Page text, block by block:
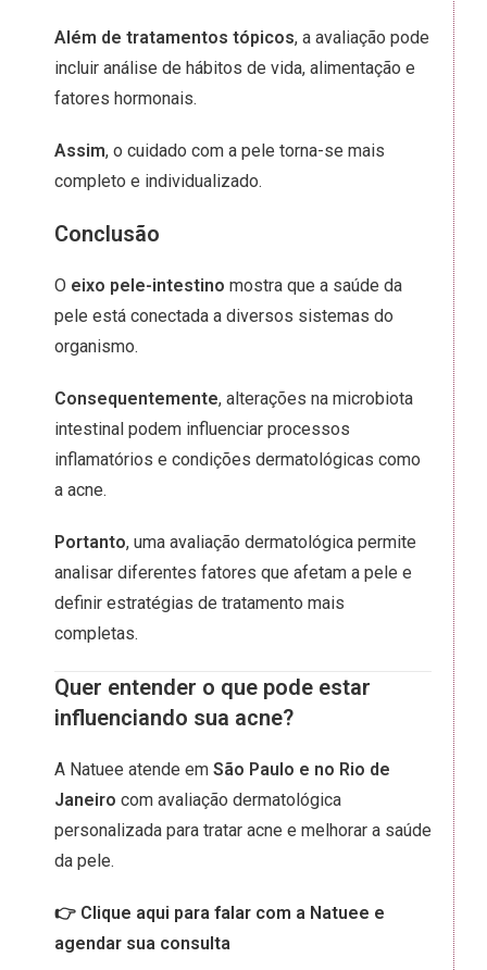
Além de tratamentos tópicos, a avaliação pode
incluir análise de hábitos de vida, alimentação e
fatores hormonais.
Assim, o cuidado com a pele torna-se mais
completo e individualizado.
Conclusão
O eixo pele-intestino mostra que a saúde da
pele está conectada a diversos sistemas do
organismo.
Consequentemente, alterações na microbiota
intestinal podem influenciar processos
inflamatórios e condições dermatológicas como
a acne.
Portanto, uma avaliação dermatológica permite
analisar diferentes fatores que afetam a pele e
definir estratégias de tratamento mais
completas.
Quer entender o que pode estar
influenciando sua acne?
A Natuee atende em São Paulo e no Rio de
Janeiro com avaliação dermatológica
personalizada para tratar acne e melhorar a saúde
da pele.
👉 Clique aqui para falar com a Natuee e
agendar sua consulta